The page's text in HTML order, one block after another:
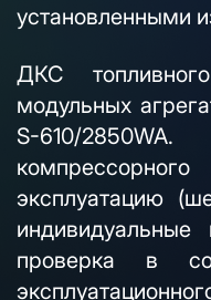
установленными
ДКС
модульных
S-610/
эксплуатацию
индивидуальные
проверка в